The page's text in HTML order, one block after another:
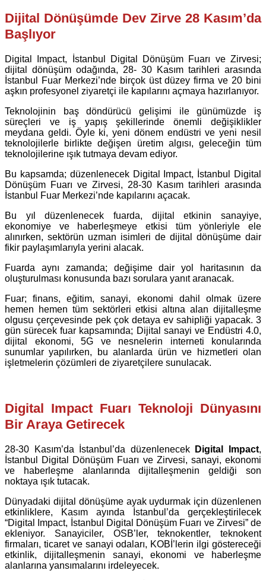
Dijital Dönüşümde Dev Zirve 28 Kasım’da
Başlıyor
Digital Impact, İstanbul Digital Dönüşüm Fuarı ve Zirvesi;
dijital dönüşüm odağında, 28- 30 Kasım tarihleri arasında
İstanbul Fuar Merkezi’nde birçok üst düzey firma ve 20 bini
aşkın profesyonel ziyaretçi ile kapılarını açmaya hazırlanıyor.
Teknolojinin baş döndürücü gelişimi ile günümüzde iş
süreçleri ve iş yapış şekillerinde önemli değişiklikler
meydana geldi. Öyle ki, yeni dönem endüstri ve yeni nesil
teknolojilerle birlikte değişen üretim algısı, geleceğin tüm
teknolojilerine ışık tutmaya devam ediyor.
Bu kapsamda; düzenlenecek Digital Impact, İstanbul Digital
Dönüşüm Fuarı ve Zirvesi, 28-30 Kasım tarihleri arasında
İstanbul Fuar Merkezi’nde kapılarını açacak.
Bu yıl düzenlenecek fuarda, dijital etkinin sanayiye,
ekonomiye ve haberleşmeye etkisi tüm yönleriyle ele
alınırken, sektörün uzman isimleri de dijital dönüşüme dair
fikir paylaşımlarıyla yerini alacak.
Fuarda aynı zamanda; değişime dair yol haritasının da
oluşturulması konusunda bazı sorulara yanıt aranacak.
Fuar; finans, eğitim, sanayi, ekonomi dahil olmak üzere
hemen hemen tüm sektörleri etkisi altına alan dijitalleşme
olgusu çerçevesinde pek çok detaya ev sahipliği yapacak. 3
gün sürecek fuar kapsamında; Dijital sanayi ve Endüstri 4.0,
dijital ekonomi, 5G ve nesnelerin interneti konularında
sunumlar yapılırken, bu alanlarda ürün ve hizmetleri olan
işletmelerin çözümleri de ziyaretçilere sunulacak.
Digital Impact Fuarı Teknoloji Dünyasını
Bir Araya Getirecek
28-30 Kasım’da İstanbul’da düzenlenecek Digital Impact,
İstanbul Digital Dönüşüm Fuarı ve Zirvesi, sanayi, ekonomi
ve haberleşme alanlarında dijitalleşmenin geldiği son
noktaya ışık tutacak.
Dünyadaki dijital dönüşüme ayak uydurmak için düzenlenen
etkinliklere, Kasım ayında İstanbul’da gerçekleştirilecek
“Digital Impact, İstanbul Digital Dönüşüm Fuarı ve Zirvesi” de
ekleniyor. Sanayiciler, OSB’ler, teknokentler, teknokent
firmaları, ticaret ve sanayi odaları, KOBİ’lerin ilgi göstereceği
etkinlik, dijitalleşmenin sanayi, ekonomi ve haberleşme
alanlarına yansımalarını irdeleyecek.